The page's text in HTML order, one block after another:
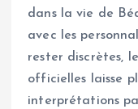
dans la vie de
avec les
rester discrètes,
officielles laisse
interprétations